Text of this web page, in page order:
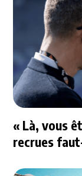
« Là, vous
recrues